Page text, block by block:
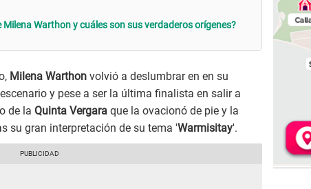
Milena Warthon y cuáles son sus verdaderos orígenes?
Milena Warthon volvió a deslumbrar en en su
y pese a ser la última finalista en salir a
de la Quinta Vergara que la ovacionó de pie y la
su gran interpretación de su tema 'Warmisitay'.